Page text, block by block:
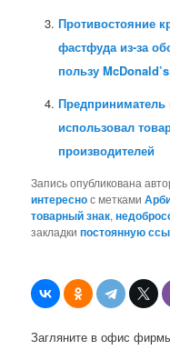
Противостояние
фастфуда из-за
пользу McDonald’s
Предприниматель
использовал
производителей
Запись опубликована
интереснос метками
товарный знак,
закладкипостоянную
Загляните в офис